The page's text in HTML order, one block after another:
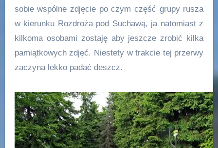
sobie wspólne zdjęcie po czym część grupy rusza
w kierunku Rozdroża pod Suchawą, ja natomiast z
kilkoma osobami zostaję aby jeszcze zrobić kilka
pamiątkowych zdjęć. Niestety w trakcie tej przerwy
zaczyna lekko padać deszcz.